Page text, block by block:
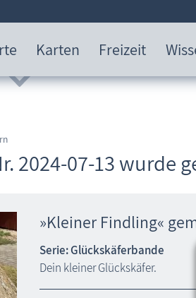
Karten Freizeit
2024-07-13 wurde
»Kleiner Findling«
Serie: Glückskäferbande
Dein kleiner Glückskäfer.